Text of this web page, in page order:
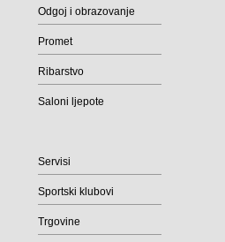
Odgoj i obrazovanje
Promet
Ribarstvo
Saloni ljepote
Servisi
Sportski klubovi
Trgovine